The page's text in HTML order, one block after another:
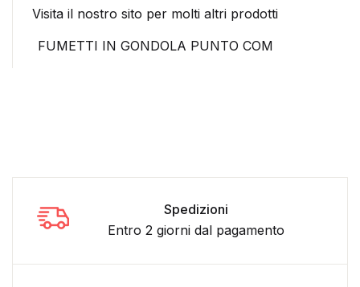
Visita il nostro sito per molti altri prodotti
FUMETTI IN GONDOLA PUNTO COM
Spedizioni
Entro 2 giorni dal pagamento